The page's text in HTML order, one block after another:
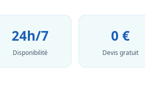
24h/7
Disponibilité
0 €
Devis gratuit